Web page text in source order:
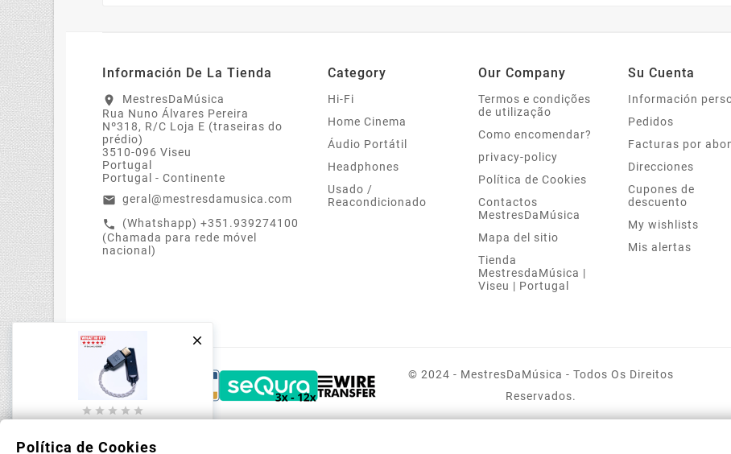

    
USB-C Hi-Res Portátil Y
Información De La Tienda
location_on
MestresDaMúsica
Rua Nuno Álvares Pereira
Nº318, R/C Loja E (traseiras do
prédio)
3510-096 Viseu
Portugal
Portugal - Continente
email geral@mestresdamusica.com
call
(Whatshapp) +351.939274100
(Chamada para rede móvel
nacional)
Category
Hi-Fi
Home Cinema
Áudio Portátil
Headphones
Usado /
Reacondicionado
Our Company
Termos e condições
de utilização
Como encomendar?
privacy-policy
Política de Cookies
Contactos
MestresDaMúsica
Mapa del sitio
Tienda
MestresdaMúsica |
Viseu | Portugal
Su Cuenta
Información
Pedidos
Facturas por
Direcciones
Cupones de
descuento
My wishlists
Mis alertas
© 2024 - MestresDaMúsica - Todos Os Direitos
Reservados.
Política de Cookies